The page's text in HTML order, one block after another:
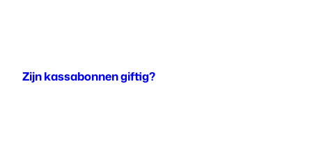
Zijn kassabonnen giftig?